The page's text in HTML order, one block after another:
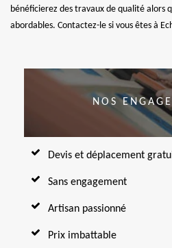
bénéficierez des travaux de qualité alors
abordables. Contactez-le si vous êtes à
NOS
Devis et déplacement
Sans engagement
Artisan passionné
Prix imbattable